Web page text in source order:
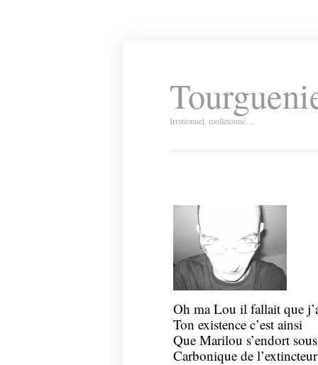
Irrationnel, molletonné…
Oh ma Lou il fallait que
Ton existence c’est ainsi
Que Marilou s’endort
Carbonique de